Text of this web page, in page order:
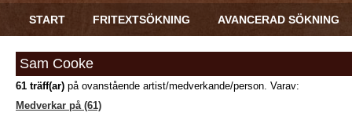
START FRITEXTSÖKNING AVANCERAD SÖKNING
Sam Cooke
61 träff(ar) på ovanstående artist/medverkande/person. Varav:
Medverkar på (61)